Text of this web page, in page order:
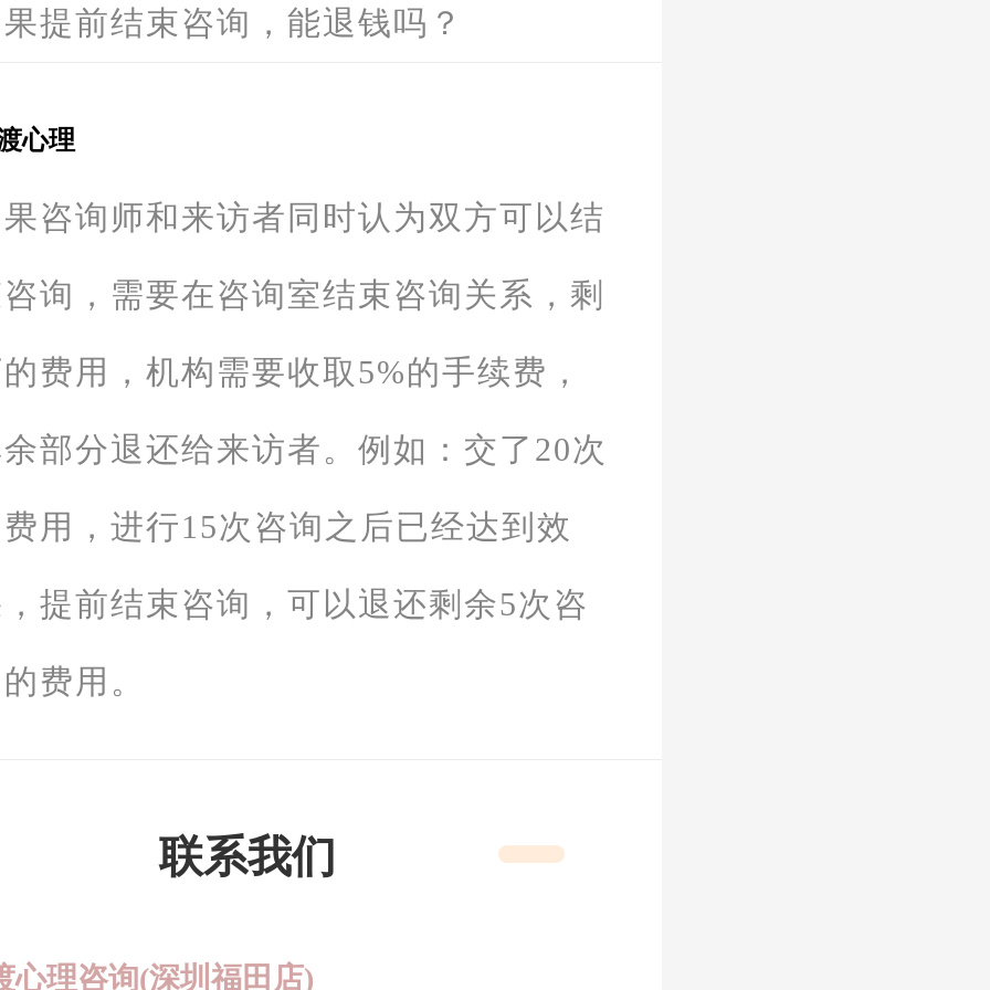
提前结束咨询，能退钱吗？
心理
咨询师和来访者同时认为双方可以结
询，需要在咨询室结束咨询关系，剩
费用，机构需要收取5%的手续费，
部分退还给来访者。例如：交了20次
用，进行15次咨询之后已经达到效
提前结束咨询，可以退还剩余5次咨
费用。
联系我们
心理咨询(深圳福田店)